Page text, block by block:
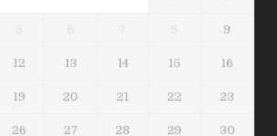
5 6 7 8 9
12 13 14 15 16
19 20 21 22 23
26 27 28 29 30